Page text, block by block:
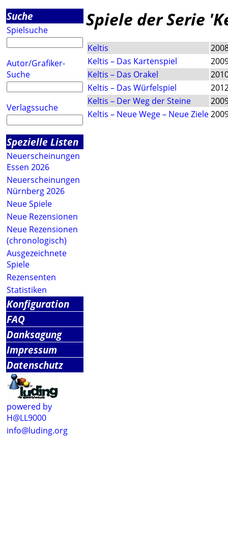
Suche
Spielsuche
Autor/Grafiker-
Suche
Verlagssuche
Spezielle Listen
Neuerscheinungen
Essen 2026
Neuerscheinungen
Nürnberg 2026
Neue Spiele
Neue Rezensionen
Neue Rezensionen
(chronologisch)
Ausgezeichnete
Spiele
Rezensenten
Statistiken
Konfiguration
FAQ
Danksagung
Impressum
Datenschutz
powered by
H@LL9000
info@luding.org
Spiele der Serie
Keltis
Keltis – Das Kartenspiel
Keltis – Das Orakel
Keltis – Das Würfelspiel
Keltis – Der Weg der Steine
Keltis – Neue Wege – Neue Ziele